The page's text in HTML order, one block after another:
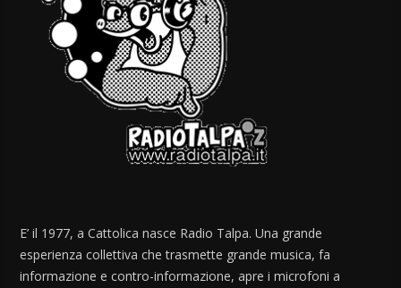
E’ il 1977, a Cattolica nasce Radio Talpa. Una grande
esperienza collettiva che trasmette grande musica, fa
informazione e contro-informazione, apre i microfoni a